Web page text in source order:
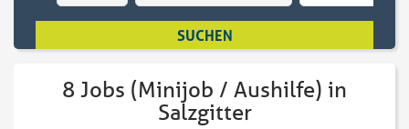
8 Jobs (Minijob / Aushilfe) in
Salzgitter